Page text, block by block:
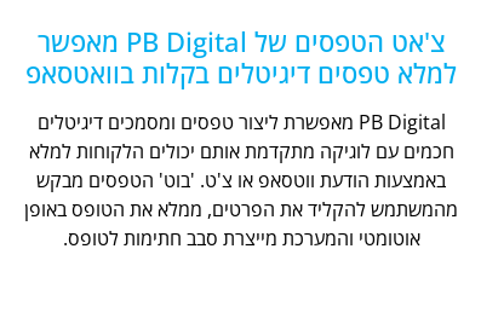
צ'אט הטפסים של PB Digital מאפשר
למלא טפסים דיגיטלים בקלות בוואטסאפ
PB Digital מאפשרת ליצור טפסים ומסמכים דיגיטלים
חכמים עם לוגיקה מתקדמת אותם יכולים הלקוחות למלא
באמצעות הודעת ווטסאפ או צ'ט. 'בוט' הטפסים מבקש
מהמשתמש להקליד את הפרטים, ממלא את הטופס באופן
אוטומטי והמערכת מייצרת סבב חתימות לטופס.